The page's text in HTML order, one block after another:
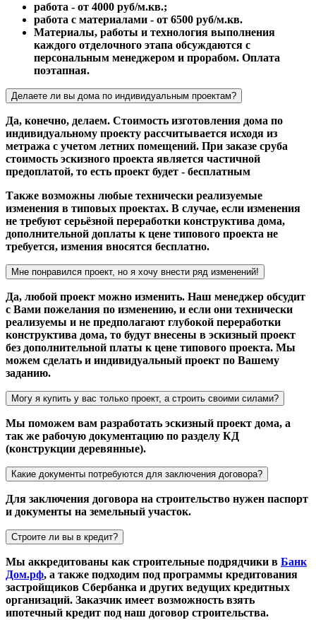
работа - от 4000 руб/м.кв.;
работа с материалами - от 6500 руб/м.кв.
Материалы, работы и технология выполнения
каждого отделочного этапа обсуждаются с
персональным менеджером и прорабом. Оплата
поэтапная.
Делаете ли вы дома по индивидуальным проектам?
Да, конечно, делаем. Стоимость изготовления дома по
индивидуальному проекту рассчитывается исходя из
метража с учетом летних помещений. При заказе сруба
стоимость эскизного проекта является частичной
предоплатой, то есть проект будет - бесплатным
Также возможны любые технически реализуемые
изменения в типовых проектах. В случае, если изменения
не требуют серьёзной переработки конструктива дома,
дополнительной доплаты к цене типового проекта не
требуется, измения вносятся бесплатно.
Мне понравился проект, но я хочу внести ряд изменений!
Да, любой проект можно изменить. Наш менеджер обсудит
с Вами пожелания по изменению, и если они технически
реализуемы и не предполагают глубокой переработки
конструктива дома, то будут внесены в эскизный проект
без дополнительной платы к цене типового проекта. Мы
можем сделать и индивидуальный проект по Вашему
заданию.
Могу я купить у вас только проект, а строить своими силами?
Мы поможем вам разработать эскизный проект дома, а
так же рабочую документацию по разделу КД
(конструкции деревянные).
Какие документы потребуются для заключения договора?
Для заключения договора на строительство нужен паспорт
и документы на земельный участок.
Строите ли вы в кредит?
Мы аккредитованы как строительные подрядчики в Банк
Дом.рф, а также подходим под программы кредитования
застройщиков Сбербанка и других ведущих кредитных
организаций. Заказчик имеет возможность взять
ипотечный кредит под наш договор строительства.